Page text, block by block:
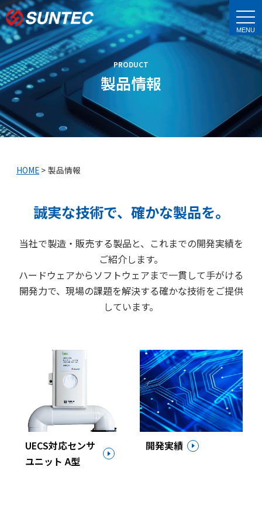
t
o
g
g
l
e
n
g
t
o
PRODUCT
製品情報
HOME > 製品情報
誠実な技術で、確かな製品を。
当社で製造・販売する製品と、これまでの開発実績を
ご紹介します。
ハードウェアからソフトウェアまで一貫して手がける
開発力で、現場の課題を解決する確かな技術をご提供
しています。
UECS対応センサ
ユニット A型
開発実績